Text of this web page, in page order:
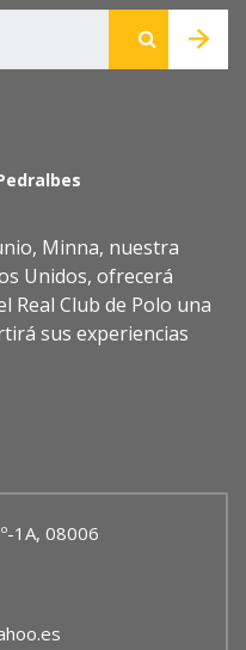
Minna, nuestra
Unidos, ofrecerá
Club de Polo una
sus experiencias
de
1A, 08006